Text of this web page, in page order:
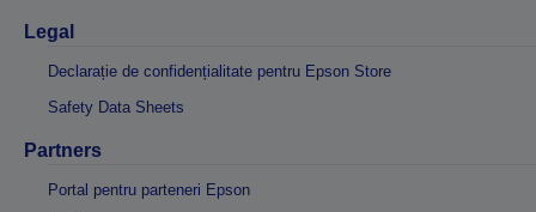
Legal
Declarație de confidențialitate pentru Epson Store
Safety Data Sheets
Partners
Portal pentru parteneri Epson